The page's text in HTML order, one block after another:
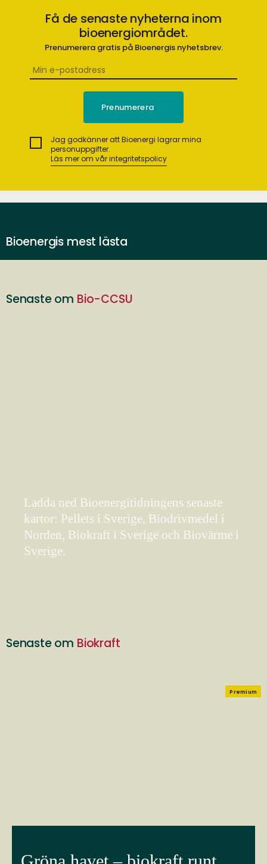
Få de senaste nyheterna inom
bioenergiområdet.
Prenumerera gratis på Bioenergis nyhetsbrev.
Jag godkänner att Bioenergi lagrar mina
personuppgifter.
Läs mer om vår integritetspolicy
Bioenergis mest lästa
Senaste om Bio-CCSU
Ladda ned Bioenergitidningens senaste
kartor: Pellets i Sverige, Biodrivmedel i
Norden, Biokraft i Sverige och Biovärme i
Sverige.
Senaste om Biokraft
Premium